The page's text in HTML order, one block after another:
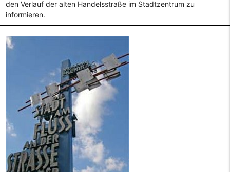
den Verlauf der alten Handelsstraße im Stadtzentrum zu
informieren.